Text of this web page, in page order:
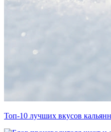
Топ-10 лучших вкусов